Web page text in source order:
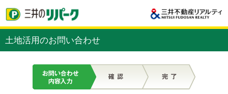
土地活用のお問い合わせ